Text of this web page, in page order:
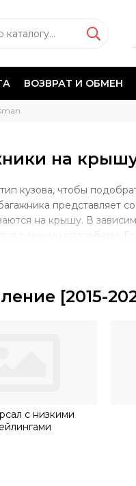
ВОЗВРАТ И ОБМЕН
на
кузова, чтобы
представляет
на крышу. В
разными способами.
системы, то
непосредственно на
[2015-
с низкими